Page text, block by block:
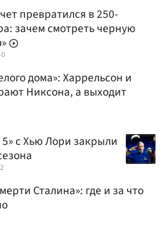
превратился в 250-
зачем смотреть черную
дома»: Харрельсон и
Никсона, а выходит
с Хью Лори закрыли
Сталина»: где и за что